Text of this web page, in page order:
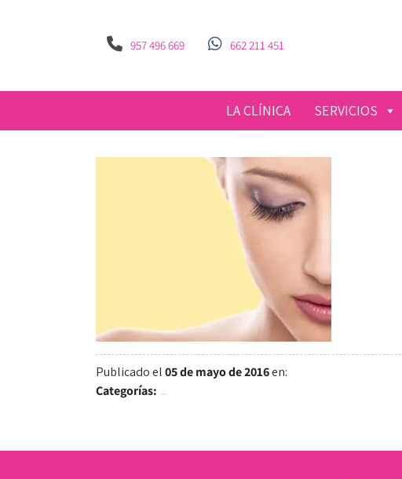
957 496 669 662 211 451
LA CLÍNICA SERVICIOS
Publicado el05 de mayo de 2016en:
Categorías: